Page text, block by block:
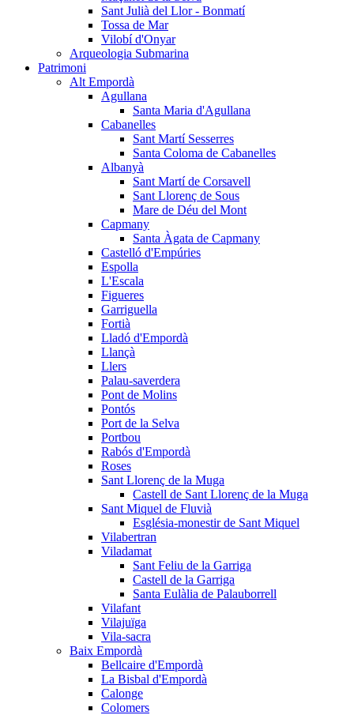
Sant Julià del Llor - Bonmatí
Tossa de Mar
Vilobí d'Onyar
Arqueologia Submarina
Patrimoni
Alt Empordà
Agullana
Santa Maria d'Agullana
Cabanelles
Sant Martí Sesserres
Santa Coloma de Cabanelles
Albanyà
Sant Martí de Corsavell
Sant Llorenç de Sous
Mare de Déu del Mont
Capmany
Santa Àgata de Capmany
Castelló d'Empúries
Espolla
L'Escala
Figueres
Garriguella
Fortià
Lladó d'Empordà
Llançà
Llers
Palau-saverdera
Pont de Molins
Pontós
Port de la Selva
Portbou
Rabós d'Empordà
Roses
Sant Llorenç de la Muga
Castell de Sant Llorenç de la Muga
Sant Miquel de Fluvià
Església-monestir de Sant Miquel
Vilabertran
Viladamat
Sant Feliu de la Garriga
Castell de la Garriga
Santa Eulàlia de Palauborrell
Vilafant
Vilajuïga
Vila-sacra
Baix Empordà
Bellcaire d'Empordà
La Bisbal d'Empordà
Calonge
Colomers